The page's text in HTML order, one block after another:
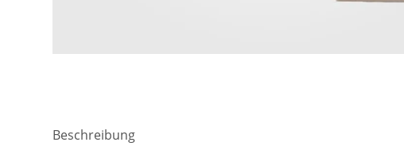
Beschreibung